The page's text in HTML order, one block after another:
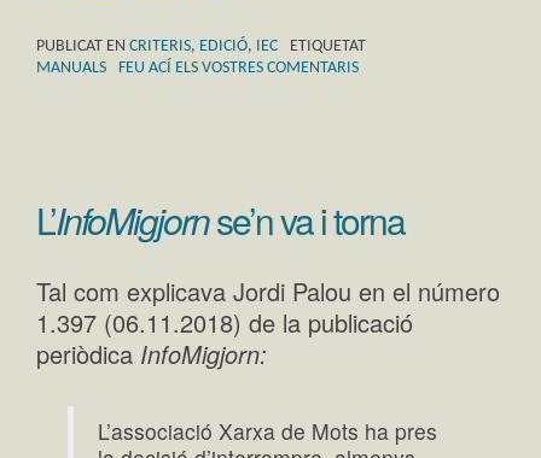
PUBLICAT EN CRITERIS, EDICIÓ, IEC
ETIQUETAT
MANUALS
FEU ACÍ ELS VOSTRES COMENTARIS
L’InfoMigjornse’n va i torna
Tal com explicava Jordi Palou en el número
1.397 (06.11.2018) de la publicació
periòdica InfoMigjorn:
L’associació Xarxa de Mots ha pres